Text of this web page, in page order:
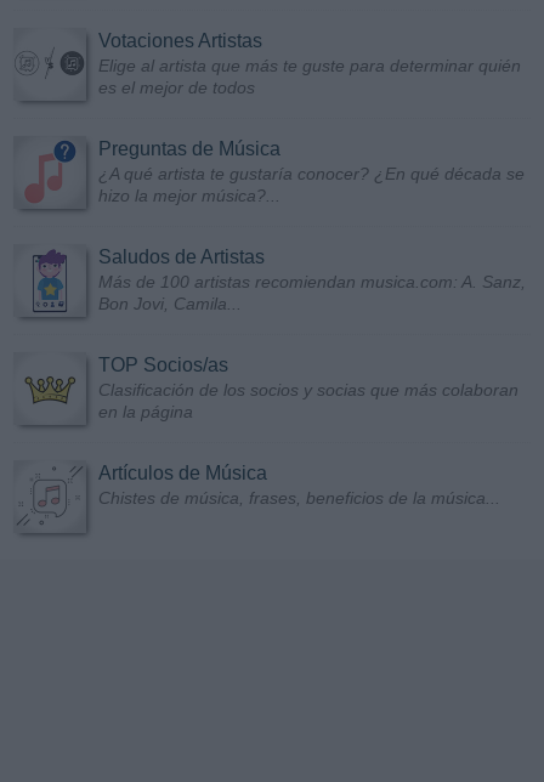
Votaciones Artistas
Elige al artista que más te guste para determinar quién
es el mejor de todos
Preguntas de Música
¿A qué artista te gustaría conocer? ¿En qué década se
hizo la mejor música?...
Saludos de Artistas
Más de 100 artistas recomiendan musica.com: A. Sanz,
Bon Jovi, Camila...
TOP Socios/as
Clasificación de los socios y socias que más colaboran
en la página
Artículos de Música
Chistes de música, frases, beneficios de la música...